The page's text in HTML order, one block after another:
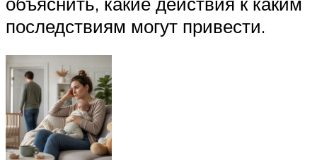
последствиям могут привести.